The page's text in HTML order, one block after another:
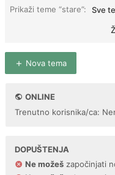
Prikaži teme “stare”: Sve
Nova tema
ONLINE
Trenutno korisnika/ca:
DOPUŠTENJA
Ne možeš započinjati